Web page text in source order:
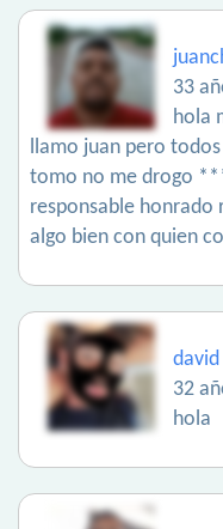
33
hola
llamo juan pero
tomo no me drogo
responsable honrado
algo bien con quien
david
32
hola